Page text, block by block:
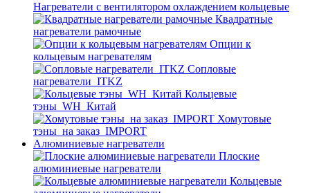
Нагреватели с вентилятором охлаждением кольцевые
Квадратные
нагреватели рамочные
Опции к
кольцевым нагревателям
Cопловые
нагреватели_ITKZ
Кольцевые
тэны_WH_Китай
Хомутовые
тэны_на заказ_IMPORT
Алюминиевые нагреватели
Плоские
алюминиевые нагреватели
Кольцевые